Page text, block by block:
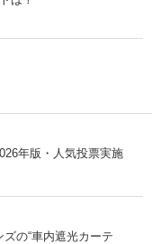
年版・人気投票実施
の“車内遮光カーテ